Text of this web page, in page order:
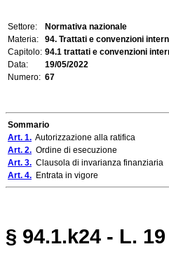
Settore:
Normativa nazionale
Materia:
94. Trattati e convenzioni
Capitolo: 94.1 trattati e convenzioni
Data:
19/05/2022
Numero: 67
Sommario
Art. 1. Autorizzazione alla ratifica
Art. 2. Ordine di esecuzione
Art. 3. Clausola di invarianza finanziaria
Art. 4. Entrata in vigore
§ 94.1.k24 - L.